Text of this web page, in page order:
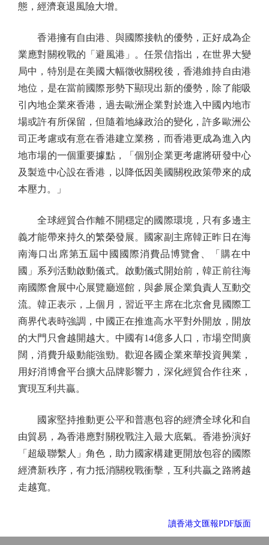
態，經濟衰退風險大增。
香港擁有自由港、與國際接軌的優勢，正好成為企
業應對關稅戰的「避風港」。任景信指出，在世界大變
局中，特別是在美國大幅徵收關稅後，香港維持自由港
地位，是在當前國際形勢下顯現出新的優勢，除了能吸
引內地企業來香港，過去歐洲企業對於進入中國內地市
場或許有所保留，但隨着地緣政治的變化，許多歐洲公
司正考慮或有意在香港建立業務，而香港更成為進入內
地市場的一個重要據點，「個別企業更考慮將研發中心
及製造中心設在香港，以降低因美國關稅政策帶來的成
本壓力。」
全球經貿合作離不開穩定的國際環境，只有多邊主
義才能帶來持久的繁榮發展。國家副主席韓正昨日在海
南海口出席第五屆中國國際消費品博覽會、「購在中
國」系列活動啟動儀式。啟動儀式開始前，韓正前往海
南國際會展中心展覽廳巡館，與參展企業負責人互動交
流。韓正表示，上個月，習近平主席在北京會見國際工
商界代表時強調，中國正在推進高水平對外開放，開放
的大門只會越開越大。中國有14億多人口，市場空間廣
闊，消費升級動能強勁。歡迎各國企業來華投資興業，
用好消博會平台擴大品牌影響力，深化經貿合作往來，
實現互利共贏。
國家堅持推動更公平和普惠包容的經濟全球化和自
由貿易，為香港應對關稅戰注入最大底氣。香港扮演好
「超級聯繫人」角色，助力國家構建更開放包容的國際
經濟新秩序，有力抵消關稅戰衝擊，互利共贏之路將越
走越寬。
讀香港文匯報PDF版面